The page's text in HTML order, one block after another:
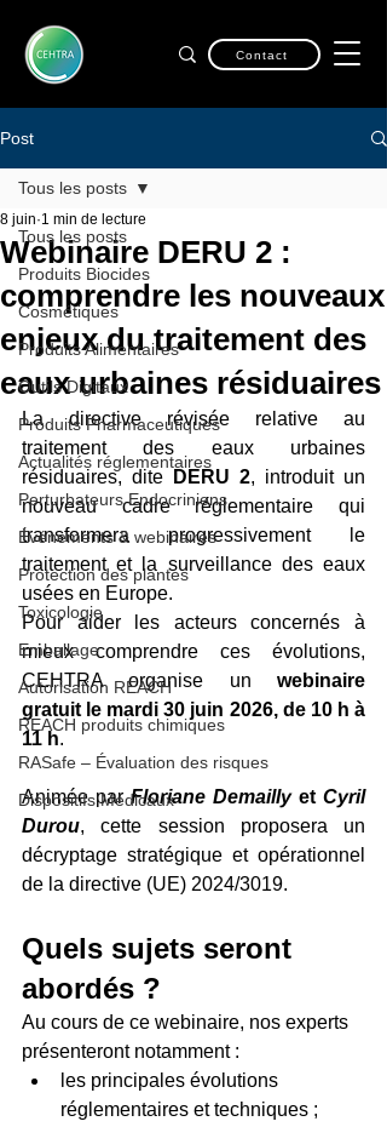
Contact
Post
Tous les posts
Produits Biocides
Cosmétiques
Produits Alimentaires
Outils Digitaux
Produits Pharmaceutiques
Actualités réglementaires
Perturbateurs Endocriniens
Événements & webinaires
Protection des plantes
Toxicologie
Emballage
Autorisation REACH
REACH produits chimiques
RASafe – Évaluation des risques
Dispositifs Médicaux
Tous les posts
Webinaire DERU 2 :
comprendre les nouveaux
enjeux du traitement des
eaux urbaines résiduaires
8 juin 1 min de lecture
La directive révisée relative au
traitement des eaux urbaines
résiduaires, dite
DERU 2, introduit un
nouveau cadre réglementaire qui
transformera progressivement le
traitement et la surveillance des eaux
usées en Europe.
Pour aider les acteurs concernés à
mieux comprendre ces évolutions,
CEHTRA organise un webinaire
gratuit le mardi 30 juin 2026, de 10 h à
11 h.
Animée par Floriane Demailly et Cyril
Durou, cette session proposera un
décryptage stratégique et opérationnel
de la directive (UE) 2024/3019.
Quels sujets seront
abordés ?
Au cours de ce webinaire, nos experts
présenteront notamment :
les principales évolutions
réglementaires et techniques ;